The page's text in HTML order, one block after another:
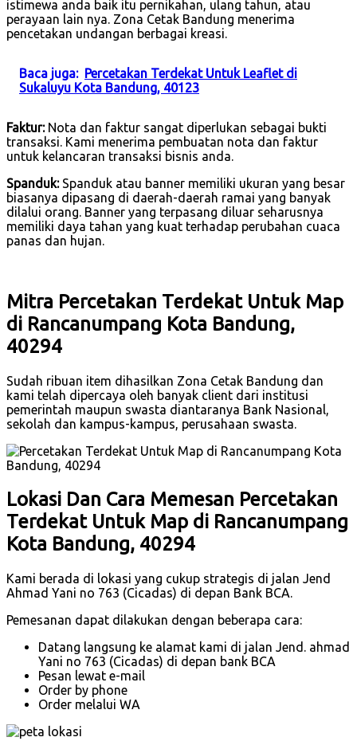
istimewa anda baik itu pernikahan, ulang tahun, atau
perayaan lain nya. Zona Cetak Bandung menerima
pencetakan undangan berbagai kreasi.
Baca juga: Percetakan Terdekat Untuk Leaflet di
Sukaluyu Kota Bandung, 40123
Faktur:Nota dan faktur sangat diperlukan sebagai bukti
transaksi. Kami menerima pembuatan nota dan faktur
untuk kelancaran transaksi bisnis anda.
Spanduk:Spanduk atau banner memiliki ukuran yang besar
biasanya dipasang di daerah-daerah ramai yang banyak
dilalui orang. Banner yang terpasang diluar seharusnya
memiliki daya tahan yang kuat terhadap perubahan cuaca
panas dan hujan.
Mitra Percetakan Terdekat Untuk Map
di Rancanumpang Kota Bandung,
40294
Sudah ribuan item dihasilkan Zona Cetak Bandung dan
kami telah dipercaya oleh banyak client dari institusi
pemerintah maupun swasta diantaranya Bank Nasional,
sekolah dan kampus-kampus, perusahaan swasta.
Lokasi Dan Cara Memesan Percetakan
Terdekat Untuk Map di Rancanumpang
Kota Bandung, 40294
Kami berada di lokasi yang cukup strategis di jalan Jend
Ahmad Yani no 763 (Cicadas) di depan Bank BCA.
Pemesanan dapat dilakukan dengan beberapa cara:
Datang langsung ke alamat kami di jalan Jend. ahmad
Yani no 763 (Cicadas) di depan bank BCA
Pesan lewat e-mail
Order by phone
Order melalui WA